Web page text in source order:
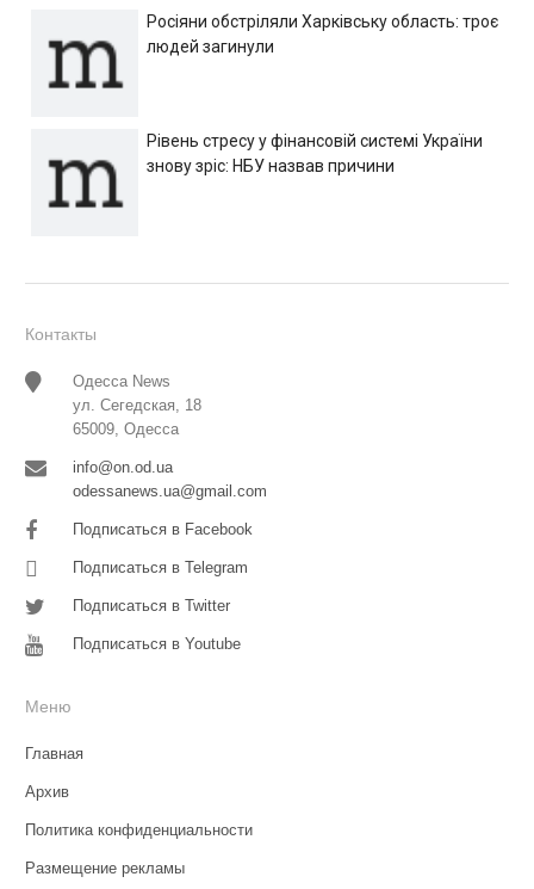
Росіяни обстріляли Харківську область: троє
людей загинули
Рівень стресу у фінансовій системі України
знову зріс: НБУ назвав причини
Контакты
Одесса News
ул. Сегедская, 18
65009, Одесса
info@on.od.ua
odessanews.ua@gmail.com
Подписаться в Facebook
Подписаться в Telegram
Подписаться в Twitter
Подписаться в Youtube
Меню
Главная
Архив
Политика конфиденциальности
Размещение рекламы